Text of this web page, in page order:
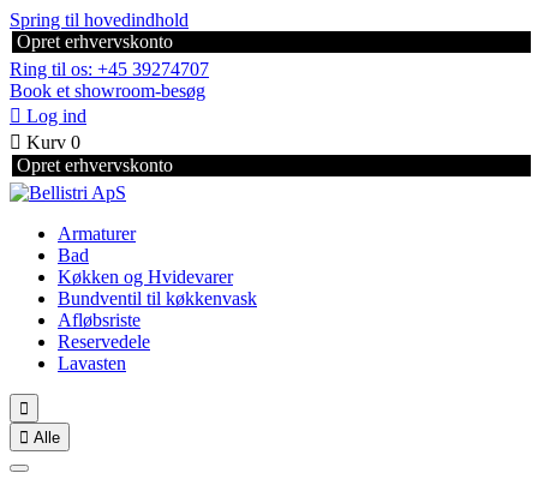
Spring til hovedindhold
Opret erhvervskonto
Ring til os: +45 39274707
Book et showroom-besøg
 Log ind
 Kurv 0
Opret erhvervskonto
Armaturer
Bad
Køkken og Hvidevarer
Bundventil til køkkenvask
Afløbsriste
Reservedele
Lavasten

 Alle